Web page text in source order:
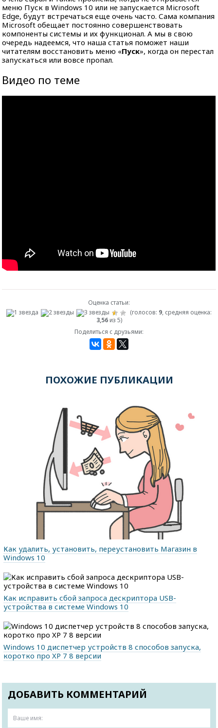
меню Пуск в Windows 10 или не запускается Microsoft
Edge, будут встречаться еще очень часто. Сама компания
Microsoft обещает постоянно совершенствовать
компоненты системы и их функционал. А мы в свою
очередь надеемся, что наша статья поможет наши
читателям восстановить меню «Пуск», когда он перестал
запускаться или вовсе пропал.
Видео по теме
Оценка статьи:
(голосов: 9, средняя оценка:
3,56из 5)
Поделиться с друзьями:
ПОХОЖИЕ ПУБЛИКАЦИИ
Как удалить, установить, переустановить Магазин в
Windows 10
Как исправить сбой запроса дескриптора USB-
устройства в системе Windows 10
Windows 10 диспетчер устройств 8 способов запуска,
коротко про XP 7 8 версии
ДОБАВИТЬ КОММЕНТАРИЙ